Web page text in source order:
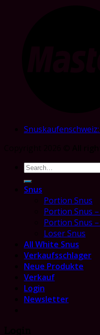
Search
for:
Snus
Portion Snus
Portion Snus
Portion Snus –
Loser Snus
All White Snus
Verkaufsschlager
Neue Produkte
Verkauf
Login
Newsletter